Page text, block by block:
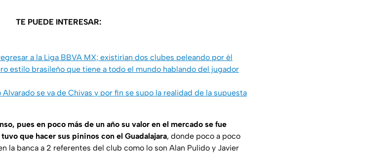
TE PUEDE INTERESAR:
a la Liga BBVA MX; existirían dos clubes peleando por él
estilo brasileño que tiene a todo el mundo hablando del jugador
se va de Chivas y por fin se supo la realidad de la supuesta
pues en poco más de un año su valor en el mercado se fue
que hacer sus pininos con el Guadalajara, donde poco a poco
la banca a 2 referentes del club como lo son Alan Pulido y Javier